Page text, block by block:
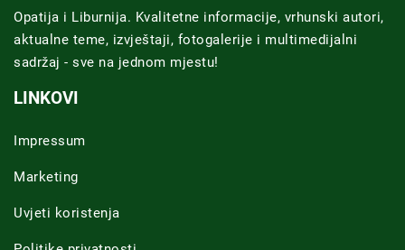
Opatija i Liburnija. Kvalitetne informacije, vrhunski autori,
aktualne teme, izvještaji, fotogalerije i multimedijalni
sadržaj - sve na jednom mjestu!
LINKOVI
Impressum
Marketing
Uvjeti koristenja